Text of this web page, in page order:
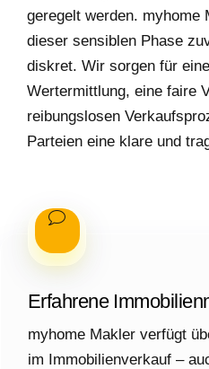
geregelt werden. myhome
dieser sensiblen Phase
diskret. Wir sorgen für
Wertermittlung, eine faire
reibungslosen
Parteien eine klare und
Erfahrene
myhome Makler verfügt
im Immobilienverkauf –